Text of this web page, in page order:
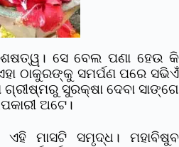
ସେ ବେଲ ପଣା ହେଉ କି
ଠାକୁରଙ୍କୁ ସମର୍ପଣ ପରେ ସଭିଏଁ
ଗ୍ରୀଷ୍ମରୁ ସୁରକ୍ଷା ଦେବା ସାଙ୍ଗେ
ଅଟେ।
ଏହି ମାସଟି ସମୃଦ୍ଧ। ମହାବିଷୁବ